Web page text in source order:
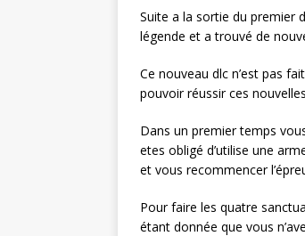
Suite a la sortie du premier
légende et a trouvé de
Ce nouveau dlc n’est pas
pouvoir réussir ces
Dans un premier temps
etes obligé d’utilise une
et vous recommencer
Pour faire les quatre
étant donnée que